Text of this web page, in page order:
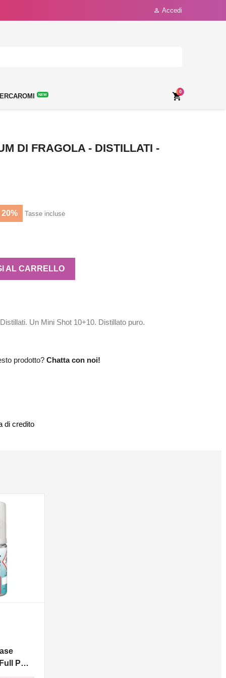
 Accedi
NEW 
0
DI FRAGOLA - DISTILLATI -
20% Tasse incluse
AL CARRELLO
Un Mini Shot 10+10. Distillato puro.
prodotto? Chatta con noi!
di credito
PG -